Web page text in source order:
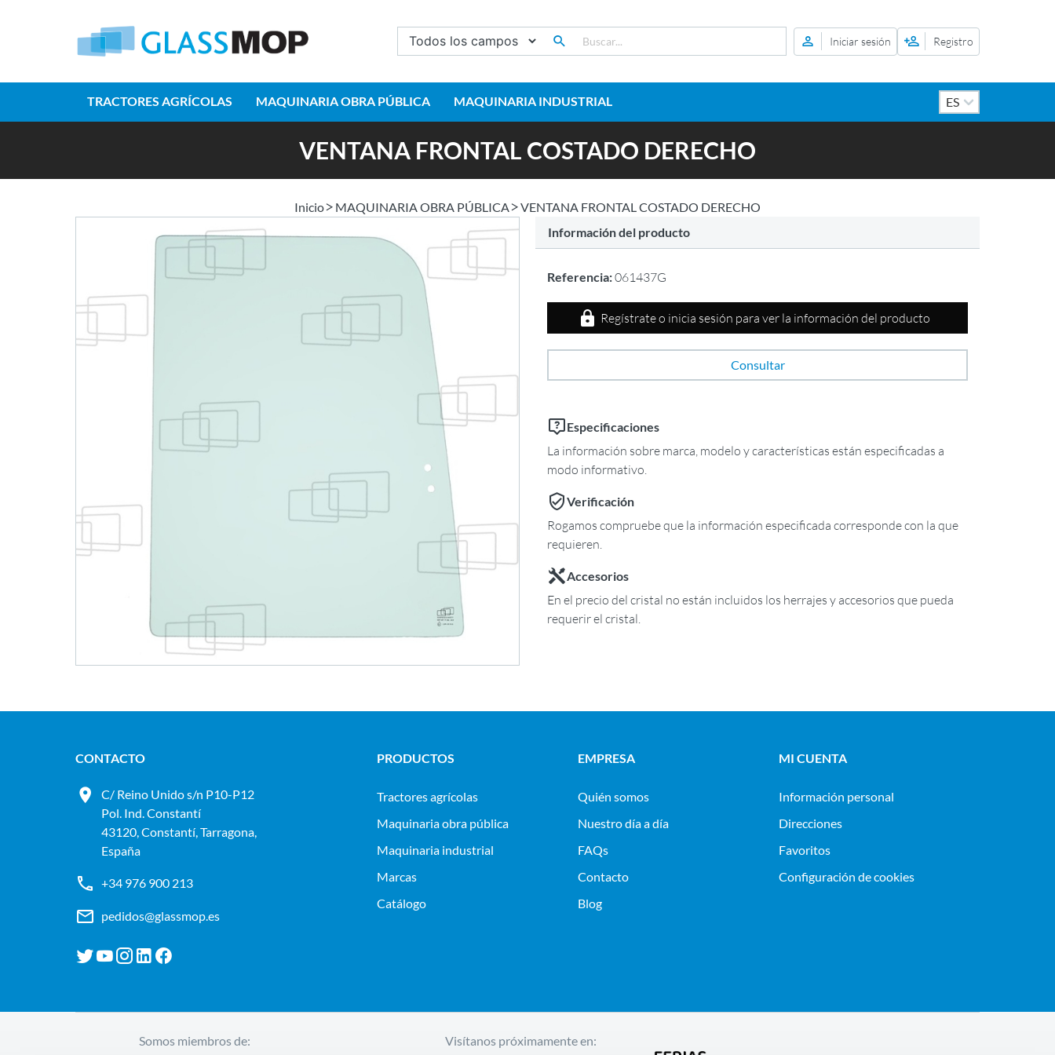
Iniciar sesión Registro
TRACTORES AGRÍCOLAS MAQUINARIA OBRA PÚBLICA MAQUINARIA INDUSTRIAL
VENTANA FRONTAL COSTADO DERECHO
Inicio MAQUINARIA OBRA PÚBLICA
VENTANA FRONTAL COSTADO DERECHO
Información del producto
Referencia:061437G
Regístrate o inicia sesión para ver la información del producto
Consultar
Especificaciones
La información sobre marca, modelo y características están especificadas a
modo informativo.
Verificación
Rogamos compruebe que la información especificada corresponde con la que
requieren.
Accesorios
En el precio del cristal no están incluidos los herrajes y accesorios que pueda
requerir el cristal.
CONTACTO
C/ Reino Unido s/n P10-P12
Pol. Ind. Constantí
43120, Constantí, Tarragona,
España
+34 976 900 213
pedidos@glassmop.es
PRODUCTOS
tractores agrícolas
maquinaria obra pública
maquinaria industrial
Marcas
Catálogo
EMPRESA
Quién somos
Nuestro día a día
FAQs
Contacto
Blog
MI CUENTA
Información personal
Direcciones
Favoritos
Configuración de cookies
Somos miembros de: Visítanos próximamente en: